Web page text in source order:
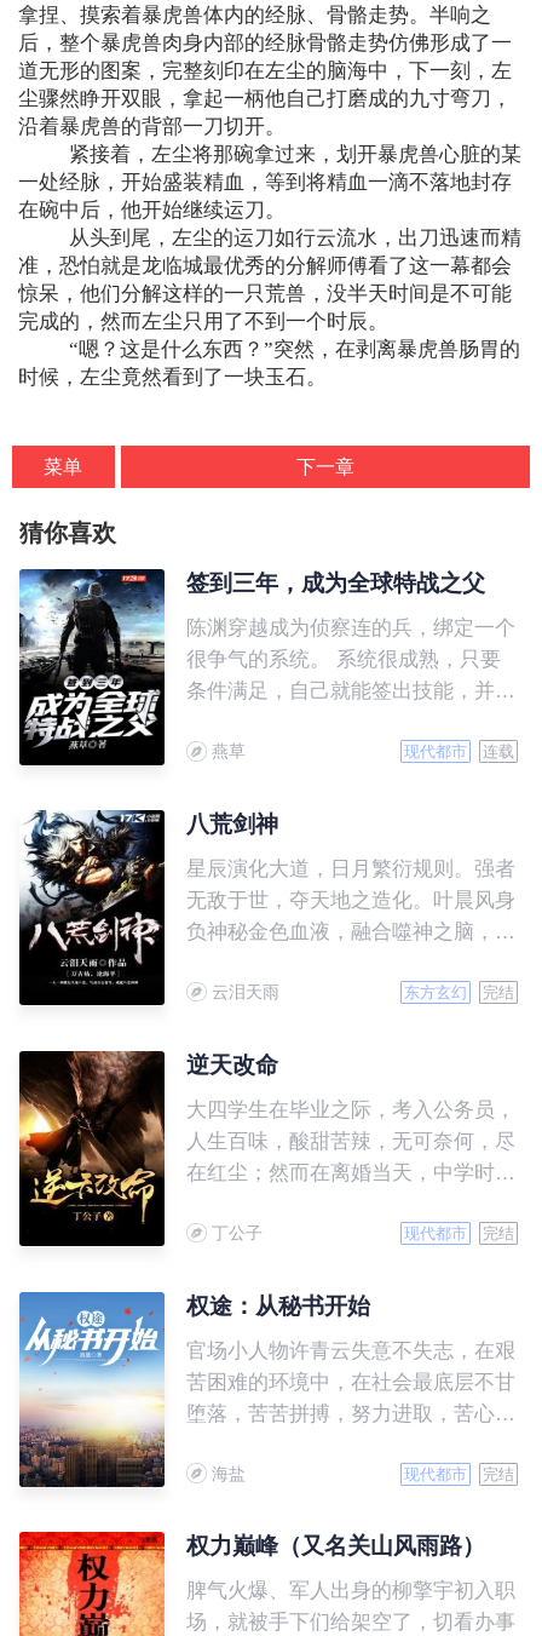
拿捏、摸索着暴虎兽体内的经脉、骨骼走势。半响之
后，整个暴虎兽肉身内部的经脉骨骼走势仿佛形成了一
道无形的图案，完整刻印在左尘的脑海中，下一刻，左
尘骤然睁开双眼，拿起一柄他自己打磨成的九寸弯刀，
沿着暴虎兽的背部一刀切开。
紧接着，左尘将那碗拿过来，划开暴虎兽心脏的某
一处经脉，开始盛装精血，等到将精血一滴不落地封存
在碗中后，他开始继续运刀。
从头到尾，左尘的运刀如行云流水，出刀迅速而精
准，恐怕就是龙临城最优秀的分解师傅看了这一幕都会
惊呆，他们分解这样的一只荒兽，没半天时间是不可能
完成的，然而左尘只用了不到一个时辰。
“嗯？这是什么东西？”突然，在剥离暴虎兽肠胃的
时候，左尘竟然看到了一块玉石。
菜单 下一章
猜你喜欢
签到三年，成为全球特战之父
陈渊穿越成为侦察连的兵，绑定一个
很争气的系统。 系统很成熟，只要
条件满足，自己就能签出技能，并且
满，凡是他的技能，都会自行修炼，
他的系统实在太争气了，只是签到三
燕草 现代都市 连载
八荒剑神
星辰演化大道，日月繁衍规则。强者
无敌于世，夺天地之造化。叶晨风身
负神秘金色血液，融合噬神之脑，继
沧海平，一人一剑横扫天地八荒，气
云泪天雨 东方玄幻 完结
逆天改命
大四学生在毕业之际，考入公务员，
人生百味，酸甜苦辣，无可奈何，尽
在红尘；然而在离婚当天，中学时期
人生开始逆袭，一路开挂，开到茶
丁公子 现代都市 完结
权途：从秘书开始
官场小人物许青云失意不失志，在艰
苦困难的环境中，在社会最底层不甘
堕落，苦苦拼搏，努力进取，苦心
上新的工作岗位，从此平步青云……
海盐 现代都市 完结
权力巅峰（又名关山风雨路）
脾气火爆、军人出身的柳擎宇初入职
场，就被手下们给架空了，切看办事